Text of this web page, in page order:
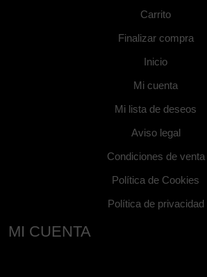
Carrito
Finalizar compra
Inicio
Mi cuenta
Mi lista de deseos
Aviso legal
Condiciones de venta
Política de Cookies
Política de privacidad
MI CUENTA